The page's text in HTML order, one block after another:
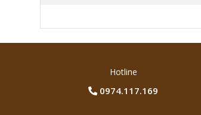
Hotline
0974.117.169